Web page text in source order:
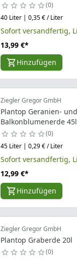
0
40 Liter | 0,35 € / Liter
Sofort versandfertig,
13,99 €*
Hinzufügen
Ziegler Gregor GmbH
Plantop Geranien- und
Balkonblumenerde 45l
0
45 Liter | 0,29 € / Liter
Sofort versandfertig,
12,99 €*
Hinzufügen
Ziegler Gregor GmbH
Plantop Graberde 20l
0